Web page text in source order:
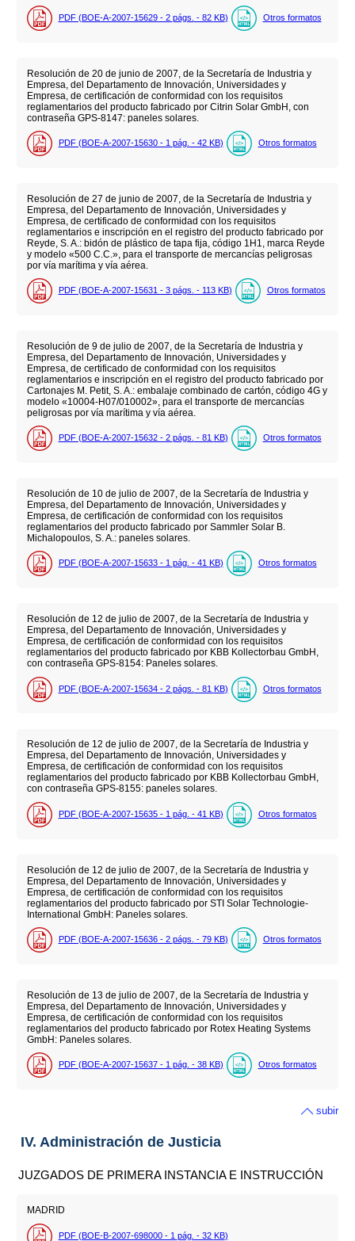
PDF (BOE-A-2007-15629 - 2 págs. - 82 KB) Otros formatos
Resolución de 20 de junio de 2007, de la Secretaría de Industria y
Empresa, del Departamento de Innovación, Universidades y
Empresa, de certificación de conformidad con los requisitos
reglamentarios del producto fabricado por Citrin Solar GmbH, con
contraseña GPS-8147: paneles solares.
PDF (BOE-A-2007-15630 - 1 pág. - 42 KB) Otros formatos
Resolución de 27 de junio de 2007, de la Secretaría de Industria y
Empresa, del Departamento de Innovación, Universidades y
Empresa, de certificado de conformidad con los requisitos
reglamentarios e inscripción en el registro del producto fabricado por
Reyde, S. A.: bidón de plástico de tapa fija, código 1H1, marca Reyde
y modelo «500 C.C.», para el transporte de mercancías peligrosas
por vía marítima y vía aérea.
PDF (BOE-A-2007-15631 - 3 págs. - 113 KB) Otros formatos
Resolución de 9 de julio de 2007, de la Secretaría de Industria y
Empresa, del Departamento de Innovación, Universidades y
Empresa, de certificado de conformidad con los requisitos
reglamentarios e inscripción en el registro del producto fabricado por
Cartonajes M. Petit, S. A.: embalaje combinado de cartón, código 4G y
modelo «10004-H07/010002», para el transporte de mercancías
peligrosas por vía marítima y vía aérea.
PDF (BOE-A-2007-15632 - 2 págs. - 81 KB) Otros formatos
Resolución de 10 de julio de 2007, de la Secretaría de Industria y
Empresa, del Departamento de Innovación, Universidades y
Empresa, de certificación de conformidad con los requisitos
reglamentarios del producto fabricado por Sammler Solar B.
Michalopoulos, S. A.: paneles solares.
PDF (BOE-A-2007-15633 - 1 pág. - 41 KB) Otros formatos
Resolución de 12 de julio de 2007, de la Secretaría de Industria y
Empresa, del Departamento de Innovación, Universidades y
Empresa, de certificación de conformidad con los requisitos
reglamentarios del producto fabricado por KBB Kollectorbau GmbH,
con contraseña GPS-8154: Paneles solares.
PDF (BOE-A-2007-15634 - 2 págs. - 81 KB) Otros formatos
Resolución de 12 de julio de 2007, de la Secretaría de Industria y
Empresa, del Departamento de Innovación, Universidades y
Empresa, de certificación de conformidad con los requisitos
reglamentarios del producto fabricado por KBB Kollectorbau GmbH,
con contraseña GPS-8155: paneles solares.
PDF (BOE-A-2007-15635 - 1 pág. - 41 KB) Otros formatos
Resolución de 12 de julio de 2007, de la Secretaría de Industria y
Empresa, del Departamento de Innovación, Universidades y
Empresa, de certificación de conformidad con los requisitos
reglamentarios del producto fabricado por STI Solar Technologie-
International GmbH: Paneles solares.
PDF (BOE-A-2007-15636 - 2 págs. - 79 KB) Otros formatos
Resolución de 13 de julio de 2007, de la Secretaría de Industria y
Empresa, del Departamento de Innovación, Universidades y
Empresa, de certificación de conformidad con los requisitos
reglamentarios del producto fabricado por Rotex Heating Systems
GmbH: Paneles solares.
PDF (BOE-A-2007-15637 - 1 pág. - 38 KB) Otros formatos
subir
IV. Administración de Justicia
JUZGADOS DE PRIMERA INSTANCIA E INSTRUCCIÓN
MADRID
PDF (BOE-B-2007-698000 - 1 pág. - 32 KB)